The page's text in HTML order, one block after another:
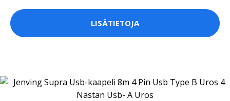
LISÄTIETOJA